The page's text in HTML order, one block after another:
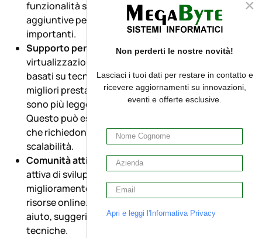
funzionalità simili, ma richiede l'acquisto di licenze
aggiuntive per alcune di esse con costi spesso
importanti.
Supporto per container : Proxmox supporta sia la
virtualizzazione completa (VM) che i container
basati su tecnologia LXC. I container offrono
migliori prestazioni rispetto alle VM tradizionali e
sono più leggeri in termini di risorse richieste.
Questo può essere vantaggioso per applicazioni
che richiedono una maggiore efficienza o
scalabilità.
Comunità attiva
: Proxmox ha una comunità molto
attiva di sviluppatori e utenti che contribuiscono al
miglioramento del sistema e forniscono supporto e
risorse online. Questo può essere utile per ottenere
aiuto, suggerimenti o risposte a domande
tecniche.
×
Non perderti le nostre novità!
Lasciaci i tuoi dati per restare in contatto e
ricevere aggiornamenti su innovazioni,
eventi e offerte esclusive.
Apri e leggi l'Informativa Privacy